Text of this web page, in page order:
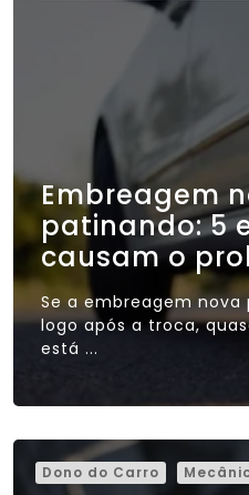
Embreagem
patinando: 5
causam o
Se a embreagem
logo após a troca,
está ...
Dono do Carro